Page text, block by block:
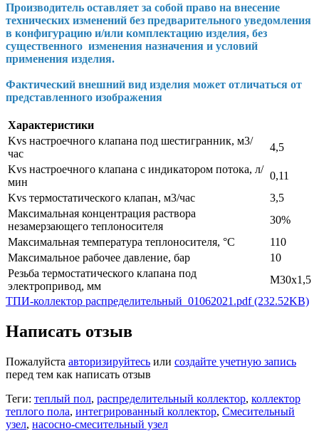
Производитель оставляет за собой право на внесение
технических изменений без предварительного уведомления
в конфигурацию и/или комплектацию изделия, без
существенного изменения назначения и условий
применения изделия.
Фактический внешний вид изделия может отличаться от
представленного изображения
Характеристики
Kvs настроечного клапана под шестигранник, м3/
час
4,5
Kvs настроечного клапана с индикатором потока, л/
мин
0,11
Kvs термостатического клапан, м3/час
3,5
Максимальная концентрация раствора
незамерзающего теплоносителя
30%
Максимальная температура теплоносителя, °C
110
Максимальное рабочее давление, бар
10
Резьба термостатического клапана под
электропривод, мм
М30х1,5
ТПИ-коллектор распределительный_01062021.pdf (232.52KB)
Написать отзыв
Пожалуйста авторизируйтесь или создайте учетную запись
перед тем как написать отзыв
Теги: теплый пол, распределительный коллектор, коллектор
теплого пола, интегрированный коллектор, Смесительный
узел, насосно-смесительный узел